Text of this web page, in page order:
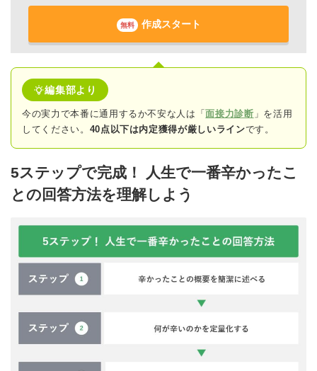
無料 作成スタート
編集部より
今の実力で本番に通用するか不安な人は「面接力診断 」を活用
してください。 40点以下は内定獲得が厳しいラインです。
5ステップで完成！ 人生で一番辛かったこ
との回答方法を理解しよう